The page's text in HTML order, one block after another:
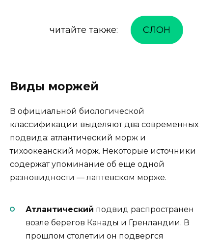
читайте также: СЛОН
Виды моржей
В официальной биологической
классификации выделяют два современных
подвида: атлантический морж и
тихоокеанский морж. Некоторые источники
содержат упоминание об еще одной
разновидности — лаптевском морже.
Атлантический подвид распространен
возле берегов Канады и Гренландии. В
прошлом столетии он подвергся